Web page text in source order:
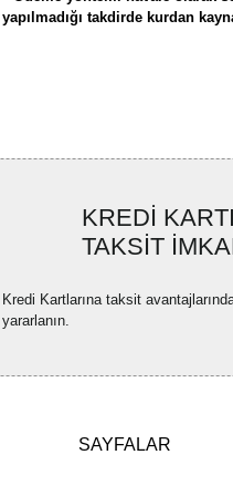
yapılmadığı takdirde kurdan
Ürün açıklamasında eksik
Ürün bilgilerinde hatalar
Bu ürüne benzer farklı
KREDİ
TAKSİT
Kredi Kartlarına taksit
yararlanın.
SAYFALAR